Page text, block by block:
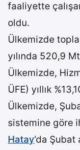
faaliyette
oldu.
Ülkemizde
yılında 520,9
Ülkemizde,
ÜFE) yıllık
Ülkemizde,
sistemine göre
Hatay’da